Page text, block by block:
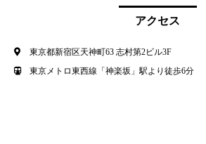
アクセス
東京都新宿区天神町63 志村第2ビル3F
東京メトロ東西線「神楽坂」駅より徒歩6分